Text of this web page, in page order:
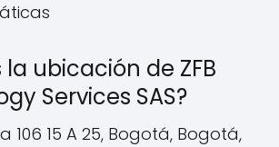
la ubicación de ZFB
Services SAS?
106 15 A 25, Bogotá, Bogotá,